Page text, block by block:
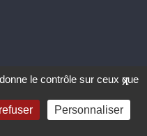
. Propulsé parWordPress.
X
le contrôle sur ceux que
Personnaliser